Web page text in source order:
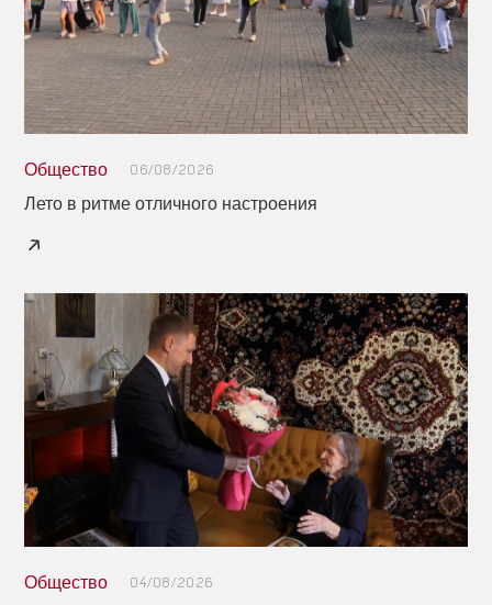
Общество 06/08/2026
Лето в ритме отличного настроения
Общество 04/08/2026